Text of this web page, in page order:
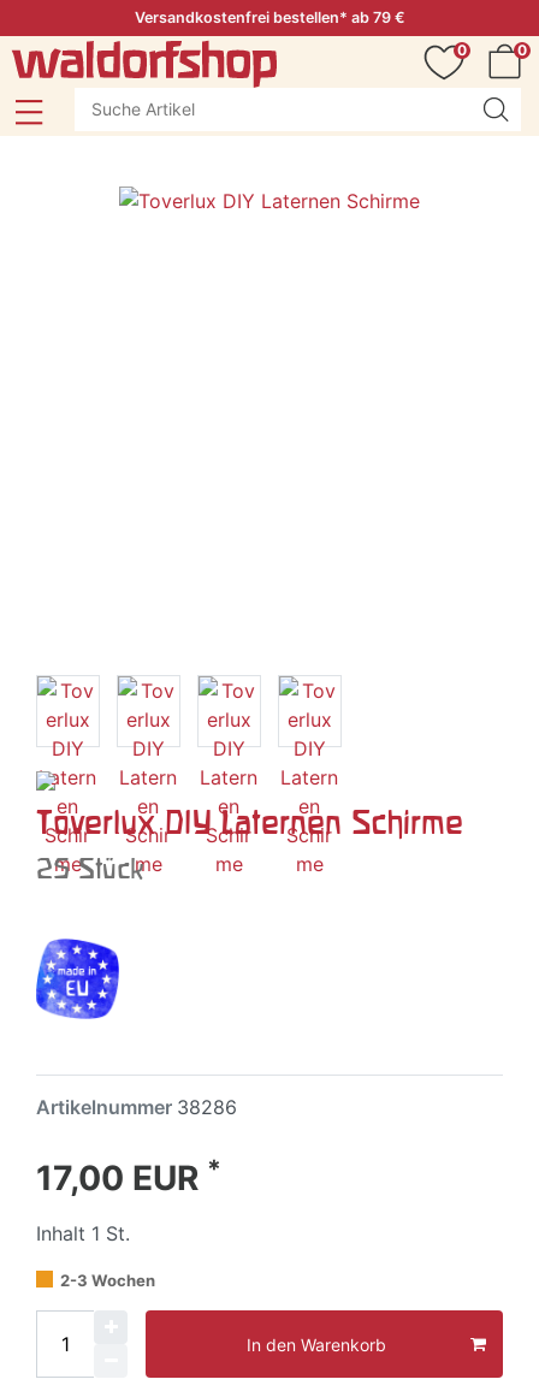
Versandkostenfrei bestellen* ab 79 €
0
0
Toverlux DIY Laternen Schirme
25 Stück
Artikelnummer 38286
17,00 EUR *
Inhalt 1 St.
2-3 Wochen
In den Warenkorb